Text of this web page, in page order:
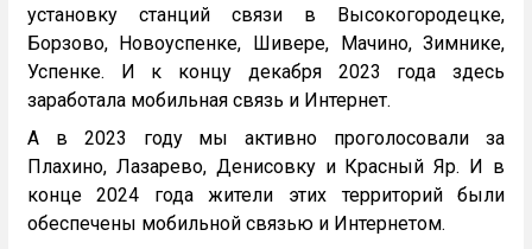
установку станций связи в Высокогородецке,
Борзово, Новоуспенке, Шивере, Мачино, Зимнике,
Успенке. И к концу декабря 2023 года здесь
заработала мобильная связь и Интернет.
А в 2023 году мы активно проголосовали за
Плахино, Лазарево, Денисовку и Красный Яр. И в
конце 2024 года жители этих территорий были
обеспечены мобильной связью и Интернетом.